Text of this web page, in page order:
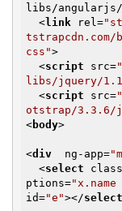
libs/angularjs/
<link rel=
css">
<script src=
libs/jquery/
<script src=
otstrap/3.3.6/
<body>
<div ng-app=
<select class
ptions=
id="e"></select